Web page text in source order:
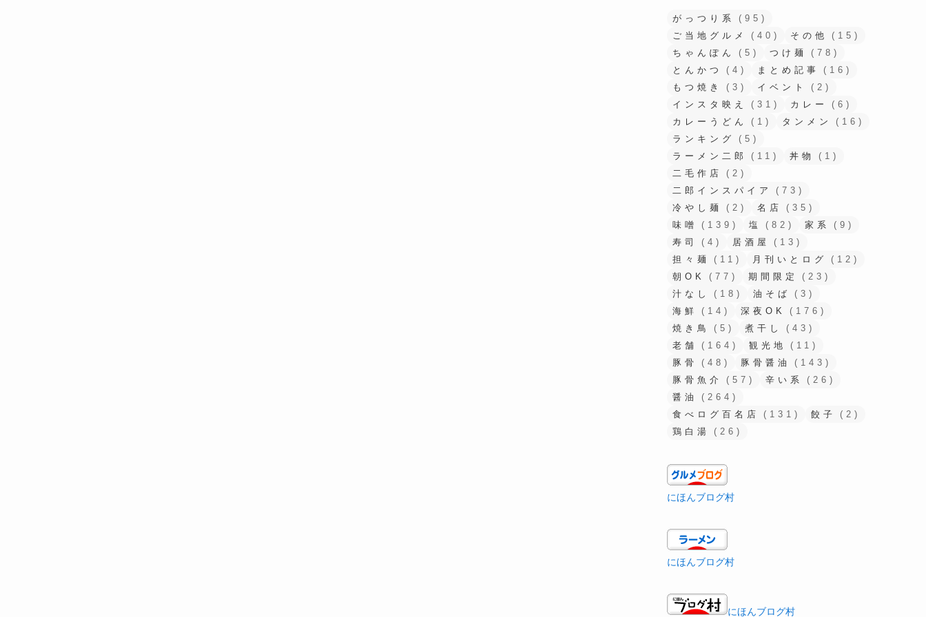
がっつり系
(95)
ご当地グルメ
(40) その他
(15)
ちゃんぽん
(5) つけ麺
(78)
とんかつ
(4) まとめ記事
(16)
もつ焼き
(3) イベント
(2)
インスタ映え
(31) カレー
(6)
カレーうどん
(1) タンメン
(16)
ランキング
(5)
ラーメン二郎
(11) 丼物
(1)
二毛作店
(2)
二郎インスパイア
(73)
冷やし麺
(2) 名店
(35)
味噌
(139) 塩 (82) 家系
(9)
寿司
(4) 居酒屋
(13)
担々麺
(11) 月刊いとログ
(12)
朝OK
(77) 期間限定
(23)
汁なし
(18) 油そば
(3)
海鮮
(14) 深夜OK
(176)
焼き鳥
(5) 煮干し
(43)
老舗
(164) 観光地
(11)
豚骨
(48) 豚骨醤油
(143)
豚骨魚介
(57) 辛い系
(26)
醤油
(264)
食べログ百名店
(131) 餃子
(2)
鶏白湯
(26)
にほんブログ村
にほんブログ村
にほんブログ村